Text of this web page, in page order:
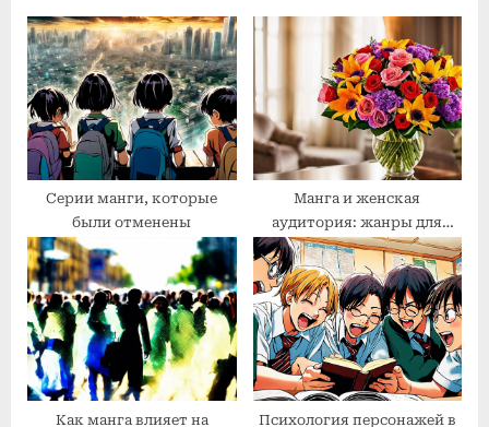
u
s
P
o
s
t
:
o
s
t
:
Серии манги, которые
были отменены
Манга и женская
аудитория: жанры для
женщин
Как манга влияет на Психология персонажей в